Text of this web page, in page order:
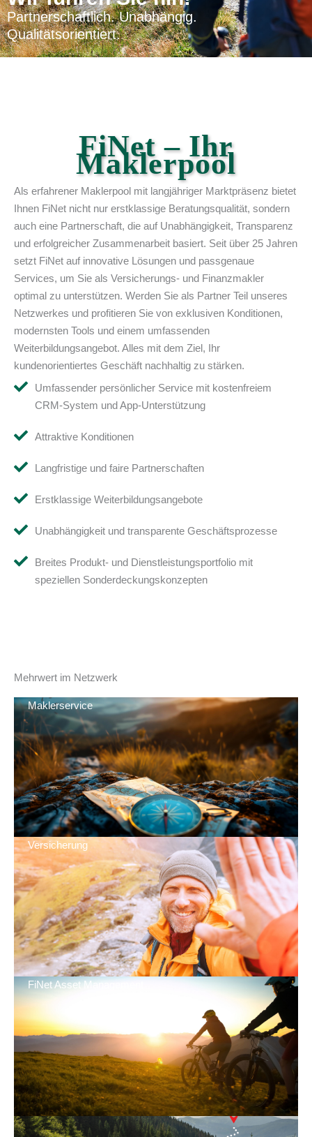
Partnerschaftlich. Unabhängig.
Qualitätsorientiert.
FiNet – Ihr
Maklerpool
Als erfahrener Maklerpool mit langjähriger Marktpräsenz bietet
Ihnen FiNet nicht nur erstklassige Beratungsqualität, sondern
auch eine Partnerschaft, die auf Unabhängigkeit, Transparenz
und erfolgreicher Zusammenarbeit basiert. Seit über 25 Jahren
setzt FiNet auf innovative Lösungen und passgenaue
Services, um Sie als Versicherungs- und Finanzmakler
optimal zu unterstützen. Werden Sie als Partner Teil unseres
Netzwerkes und profitieren Sie von exklusiven Konditionen,
modernsten Tools und einem umfassenden
Weiterbildungsangebot. Alles mit dem Ziel, Ihr
kundenorientiertes Geschäft nachhaltig zu stärken.
Umfassender persönlicher Service mit kostenfreiem
CRM-System und App-Unterstützung
Attraktive Konditionen
Langfristige und faire Partnerschaften
Erstklassige Weiterbildungsangebote
Unabhängigkeit und transparente Geschäftsprozesse
Breites Produkt- und Dienstleistungsportfolio mit
speziellen Sonderdeckungskonzepten
Mehrwert im Netzwerk
Maklerservice
Versicherung
FiNet Asset Management